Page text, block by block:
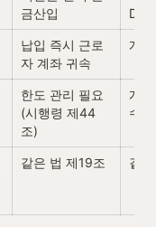
금산입
DC
납입 즉시 근로
자 계좌 귀속
개
한도 관리 필요
(시행령 제44
조)
개
수
같은 법 제19조 같